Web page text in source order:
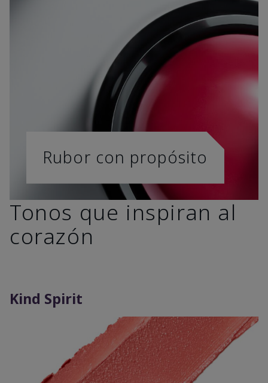
Rubor con propósito
Tonos que inspiran al
corazón
Kind Spirit